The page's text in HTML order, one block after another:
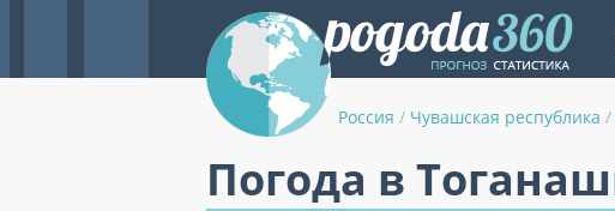
Россия / Чувашская республика /
Погода в